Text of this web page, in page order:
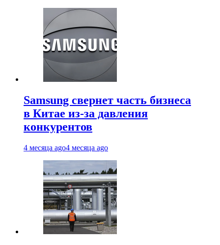
Samsung свернет часть бизнеса
в Китае из-за давления
конкурентов
4 месяца ago4 месяца ago